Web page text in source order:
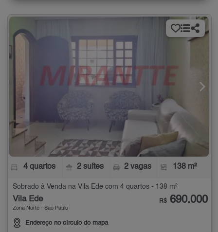
4 quartos 2 suítes 2 vagas 138 m²
Sobrado à Venda na Vila Ede com 4 quartos - 138 m²
Vila Ede
Zona Norte - São Paulo
Endereço no círculo do mapa
R$ 690.000